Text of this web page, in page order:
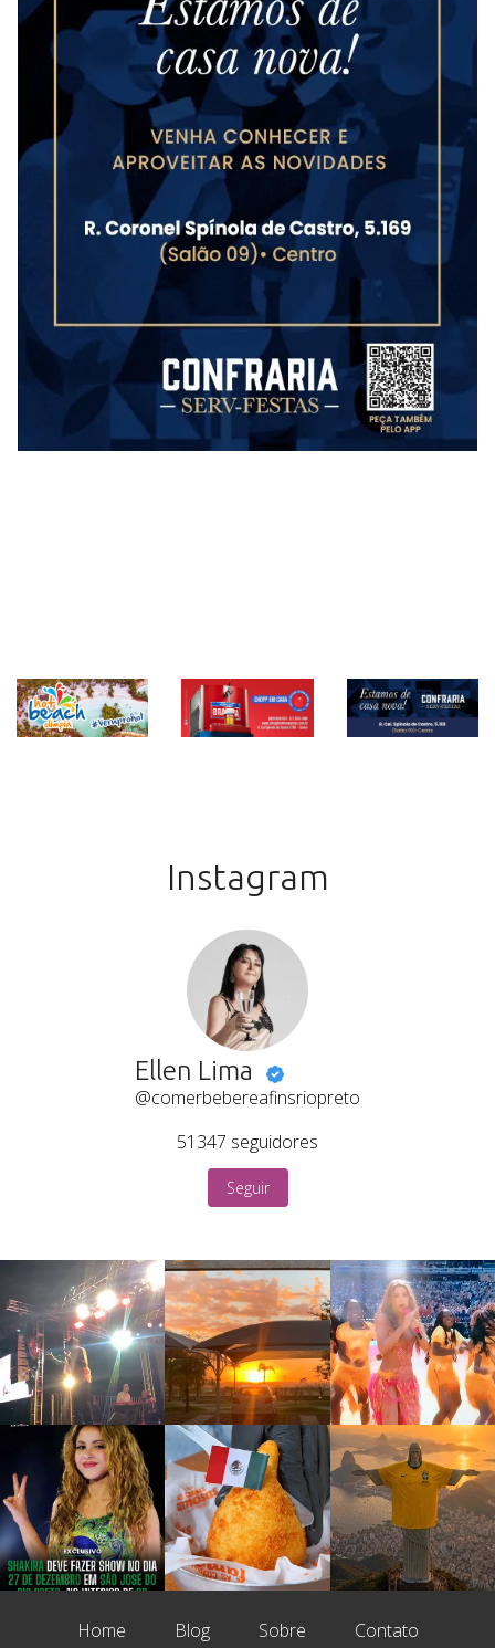
Instagram
Ellen Lima
@comerbebereafinsriopreto
51347 seguidores
Seguir
Home Blog Sobre Contato